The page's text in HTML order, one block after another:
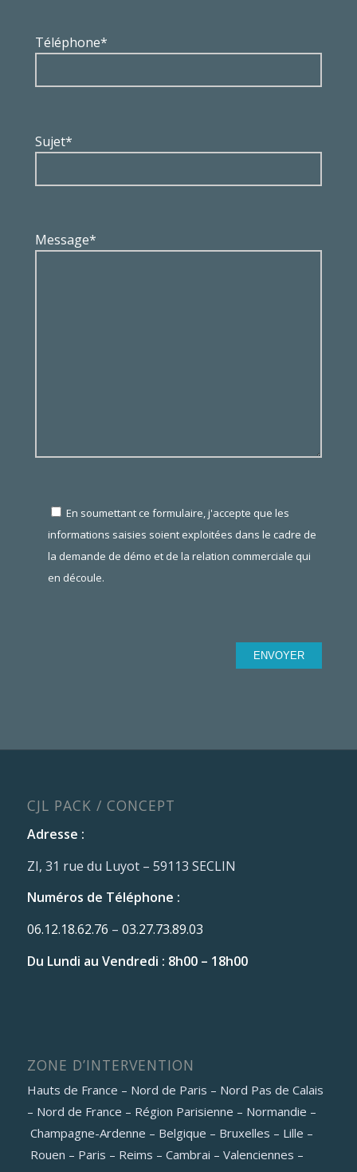
Téléphone*
Sujet*
Message*
En soumettant ce formulaire, j'accepte que les
informations saisies soient exploitées dans le cadre de
la demande de démo et de la relation commerciale qui
en découle.
CJL PACK / CONCEPT
Adresse :
ZI, 31 rue du Luyot – 59113 SECLIN
Numéros de Téléphone :
06.12.18.62.76 – 03.27.73.89.03
Du Lundi au Vendredi : 8h00 – 18h00
ZONE D’INTERVENTION
Hauts de France – Nord de Paris – Nord Pas de Calais
– Nord de France – Région Parisienne – Normandie –
Champagne-Ardenne – Belgique – Bruxelles – Lille –
Rouen – Paris – Reims – Cambrai – Valenciennes –